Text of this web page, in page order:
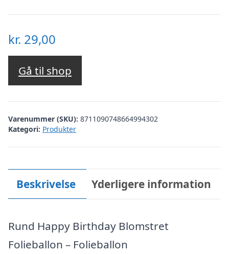
kr. 29,00
Gå til shop
Varenummer (SKU): 8711090748664994302
Kategori: Produkter
Beskrivelse Yderligere information
Rund Happy Birthday Blomstret
Folieballon – Folieballon